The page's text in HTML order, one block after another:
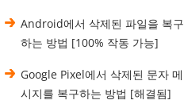
Android에서 삭제된 파일을 복구
하는 방법 [100% 작동 가능]
Google Pixel에서 삭제된 문자 메
시지를 복구하는 방법 [해결됨]